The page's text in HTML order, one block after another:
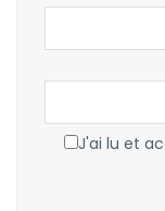
J'ai lu et